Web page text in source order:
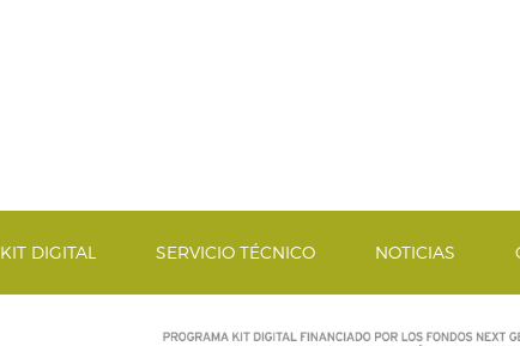
KIT DIGITAL SERVICIO TÉCNICO NOTICIAS